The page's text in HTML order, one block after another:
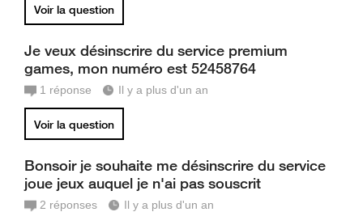
Voir la question
Je veux désinscrire du service premium
games, mon numéro est 52458764
1 réponse Il y a plus d'un an
Voir la question
Bonsoir je souhaite me désinscrire du service
joue jeux auquel je n'ai pas souscrit
2 réponses Il y a plus d'un an